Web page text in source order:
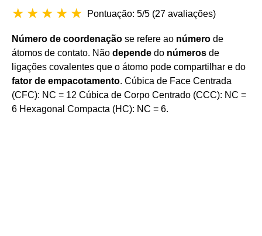
Pontuação: 5/5 (27 avaliações)
Número de coordenação se refere ao número de
átomos de contato. Não depende do números de
ligações covalentes que o átomo pode compartilhar e do
fator de empacotamento. Cúbica de Face Centrada
(CFC): NC = 12 Cúbica de Corpo Centrado (CCC): NC =
6 Hexagonal Compacta (HC): NC = 6.